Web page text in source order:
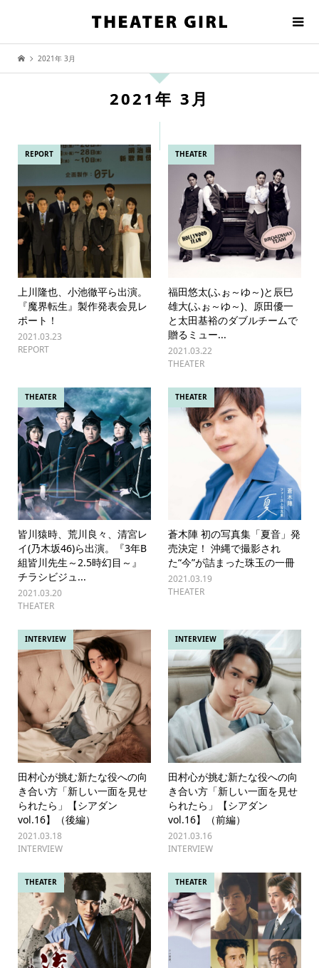
2021年 3月
2021年 3月
REPORT
上川隆也、小池徹平ら出演。
『魔界転生』製作発表会見レ
ポート！
2021.03.23
REPORT
THEATER
福田悠太(ふぉ～ゆ～)と辰巳
雄大(ふぉ～ゆ～)、原田優一
と太田基裕のダブルチームで
贈るミュー...
2021.03.22
THEATER
THEATER
皆川猿時、荒川良々、清宮レ
イ(乃木坂46)ら出演。『3年B
組皆川先生～2.5時幻目～』
チラシビジュ...
2021.03.20
THEATER
THEATER
蒼木陣 初の写真集「夏音」発
売決定！ 沖縄で撮影され
た“今”が詰まった珠玉の一冊
2021.03.19
THEATER
INTERVIEW
田村心が挑む新たな役への向
き合い方「新しい一面を見せ
られたら」【シアダン
vol.16】（後編）
2021.03.18
INTERVIEW
INTERVIEW
田村心が挑む新たな役への向
き合い方「新しい一面を見せ
られたら」【シアダン
vol.16】（前編）
2021.03.16
INTERVIEW
THEATER THEATER